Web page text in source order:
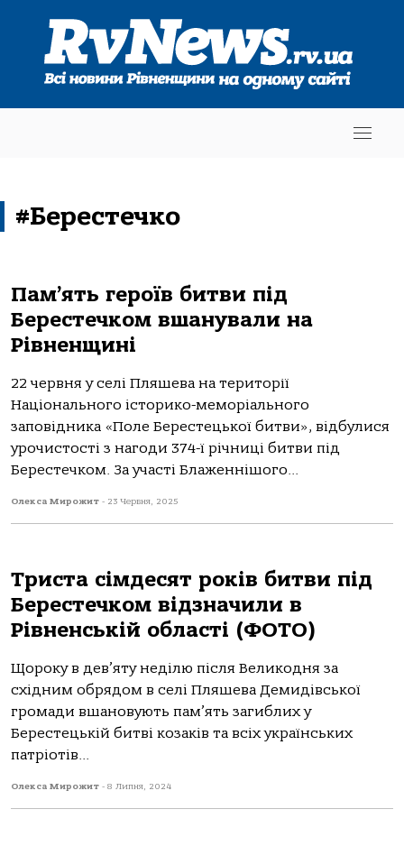
#Берестечко
Пам’ять героїв битви під
Берестечком вшанували на
Рівненщині
22 червня у селі Пляшева на території
Національного історико-меморіального
заповідника «Поле Берестецької битви», відбулися
урочистості з нагоди 374-ї річниці битви під
Берестечком. За участі Блаженнішого...
Олекса Мирожит - 23 Червня, 2025
Триста сімдесят років битви під
Берестечком відзначили в
Рівненській області (ФОТО)
Щороку в дев’яту неділю після Великодня за
східним обрядом в селі Пляшева Демидівської
громади вшановують пам’ять загиблих у
Берестецькій битві козаків та всіх українських
патріотів...
Олекса Мирожит - 8 Липня, 2024